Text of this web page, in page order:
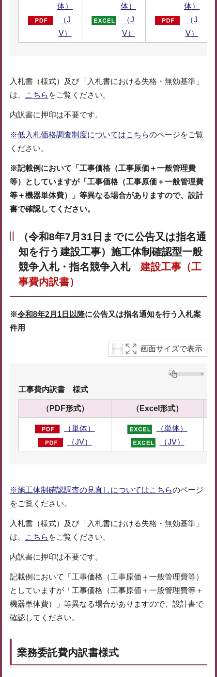
体）
（J
V）
体）
（J
V）
体）
（J
V）
入札書（様式）及び「入札書における失格・無効基準」
は、
こちら をご覧ください。
内訳書に押印は不要です。
※低入札価格調査制度についてはこちらのページをご覧
ください。
※記載例において「工事価格（工事原価＋一般管理費
等）としていますが「工事価格（工事原価 ＋一般管理費
等＋機器単体費）」等異なる場合がありますので、設計
書で確認してください。
（令和8年7月31日までに公告又は指名通
知を行う 建設工事）施工体制確認型一般
競争入札・指名競争入札 建設工事（工
事費内訳書）
※令和8年2月1日以降に公告又は指名通知を行う入札案
件用
画面サイズで表示
工事費内訳書 様式
（PDF形式） （Excel形式）
（単体）
（JV）
（単体）
（JV）
※施工体制確認調査の見直しについてはこちらのページ
をご覧ください。
入札書（様式）及び「入札書における失格・無効基準」
は、
こちら をご覧ください。
内訳書に押印は不要です。
記載例において「工事価格（工事原価＋一般管理費等）
としていますが「工事価格（工事原価＋一般管理費等＋
機器単体費）」等異なる場合がありますので、設計書で
確認してください。
業務委託費内訳書様式